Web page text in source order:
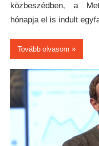
közbeszédben, a
hónapja el is indult
Tovább olvasom